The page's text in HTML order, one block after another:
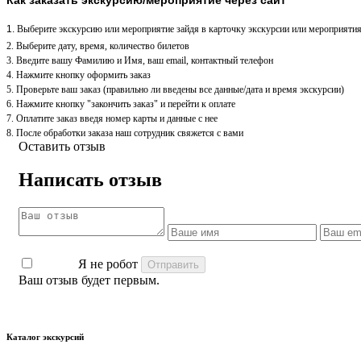
1. Выберите экскурсию или мероприятие зайдя в карточку экскурсии или
2. Выберите дату, время, количество билетов
3. Введите вашу Фамилию и Имя, ваш email, контактный телефон
4. Нажмите кнопку оформить заказ
5. Проверьте ваш заказ (правильно ли введены все данные/дата и время экскурсии)
6. Нажмите кнопку "закончить заказ" и перейти к оплате
7. Оплатите заказ введя номер карты и данные с нее
8. После обработки заказа наш сотрудник свяжется с вами
Оставить отзыв
Написать отзыв
Я не робот
Ваш отзыв будет первым.
Каталог экскурсий